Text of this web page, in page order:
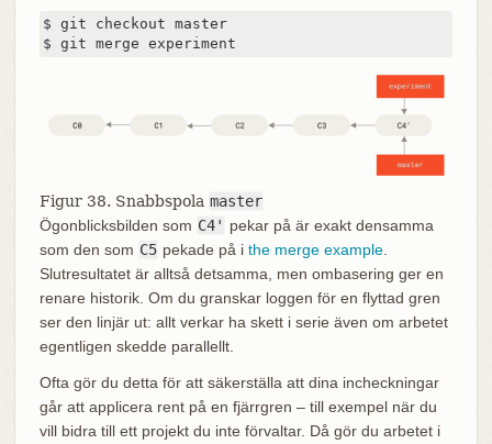
$ git checkout master
$ git merge experiment
Figur 38. Snabbspola master
Ögonblicksbilden som C4' pekar på är exakt densamma
som den som C5 pekade på i the merge example.
Slutresultatet är alltså detsamma, men ombasering ger en
renare historik. Om du granskar loggen för en flyttad gren
ser den linjär ut: allt verkar ha skett i serie även om arbetet
egentligen skedde parallellt.
Ofta gör du detta för att säkerställa att dina incheckningar
går att applicera rent på en fjärrgren – till exempel när du
vill bidra till ett projekt du inte förvaltar. Då gör du arbetet i